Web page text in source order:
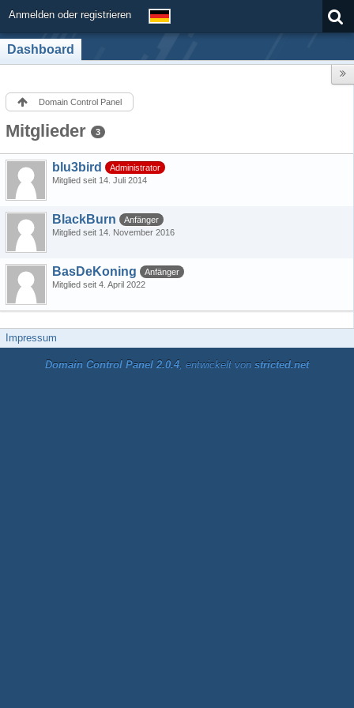
Anmelden oder registrieren
Dashboard
Domain Control Panel
Mitglieder 3
blu3bird
Administrator
Mitglied seit 14. Juli 2014
BlackBurn
Anfänger
Mitglied seit 14. November 2016
BasDeKoning
Anfänger
Mitglied seit 4. April 2022
Impressum
Domain Control Panel 2.0.4, entwickelt von stricted.net